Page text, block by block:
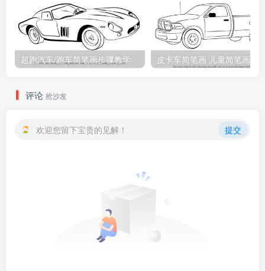
超跑汽车/跑车简笔画步骤教学 皮卡车简笔画 儿童简笔画
评论 抢沙发
欢迎您留下宝贵的见解！ 提交